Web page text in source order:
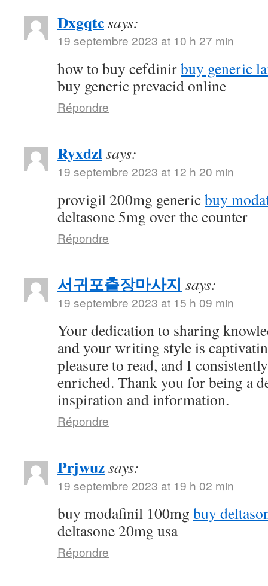
Dxgqtcsays:
19 septembre 2023 at 10 h 27 min
how to buy cefdinirbuy generic
buy generic prevacid online
Répondre
Ryxdzlsays:
19 septembre 2023 at 12 h 20 min
provigil 200mg genericbuy
deltasone 5mg over the counter
Répondre
서귀포출장마사지 says:
19 septembre 2023 at 15 h 09 min
Your dedication to sharing
and your writing style is
pleasure to read, and I
enriched. Thank you for being a
inspiration and information.
Répondre
Prjwuzsays:
19 septembre 2023 at 19 h 02 min
buy modafinil 100mg buy
deltasone 20mg usa
Répondre